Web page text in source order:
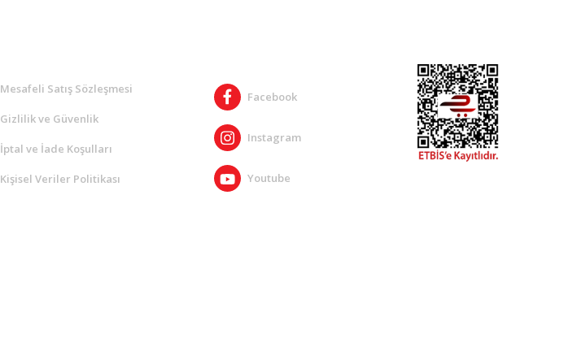
Mesafeli Satış Sözleşmesi
Gizlilik ve Güvenlik
İptal ve İade Koşulları
Kişisel Veriler Politikası
Facebook
Instagram
Youtube